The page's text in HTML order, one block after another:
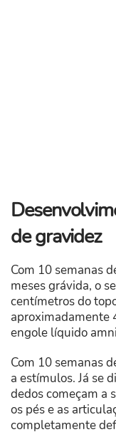
de gravidez
Com 10 semanas
meses grávida, o
centímetros do
aproximadamente
engole líquido
Com 10 semanas
a estímulos. Já se
dedos começam a
os pés e as
completamente